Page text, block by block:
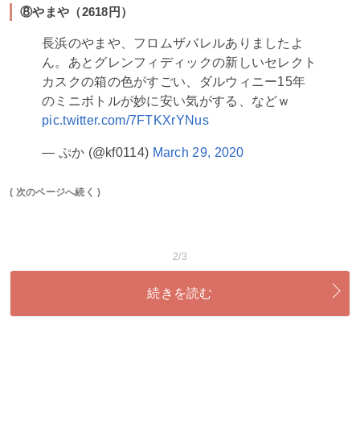
⑧やまや（2618円）
長浜のやまや、フロムザバレルありましたよ
ん。あとグレンフィディックの新しいセレクト
カスクの箱の色がすごい、ダルウィニー15年
のミニボトルが妙に安い気がする、などｗ
pic.twitter.com/7FTKXrYNus
— ぷか (@kf0114) March 29, 2020
( 次のページへ続く )
2/3
続きを読む